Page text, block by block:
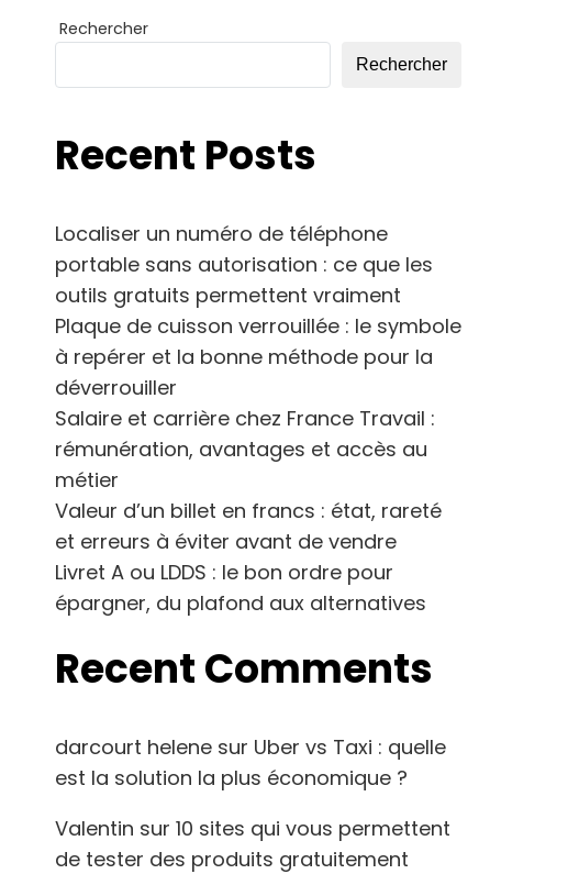
Rechercher
Rechercher
Recent Posts
Localiser un numéro de téléphone
portable sans autorisation : ce que les
outils gratuits permettent vraiment
Plaque de cuisson verrouillée : le symbole
à repérer et la bonne méthode pour la
déverrouiller
Salaire et carrière chez France Travail :
rémunération, avantages et accès au
métier
Valeur d’un billet en francs : état, rareté
et erreurs à éviter avant de vendre
Livret A ou LDDS : le bon ordre pour
épargner, du plafond aux alternatives
Recent Comments
darcourt helene sur Uber vs Taxi : quelle
est la solution la plus économique ?
Valentin sur 10 sites qui vous permettent
de tester des produits gratuitement